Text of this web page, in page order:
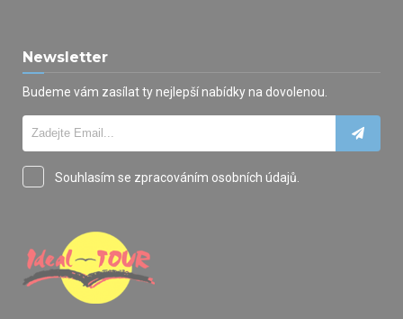
Newsletter
Budeme vám zasílat ty nejlepší nabídky na dovolenou.
Souhlasím se zpracováním osobních údajů.